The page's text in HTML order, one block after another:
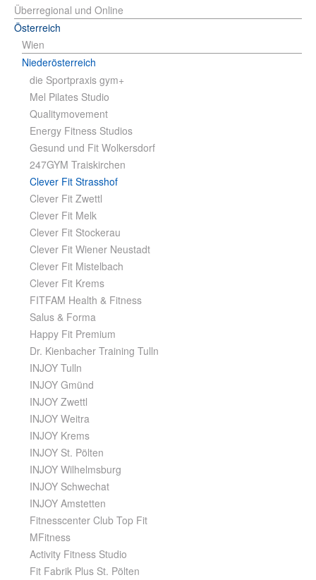
Überregional und Online
Österreich
Wien
Niederösterreich
die Sportpraxis gym+
Mel Pilates Studio
Qualitymovement
Energy Fitness Studios
Gesund und Fit Wolkersdorf
247GYM Traiskirchen
Clever Fit Strasshof
Clever Fit Zwettl
Clever Fit Melk
Clever Fit Stockerau
Clever Fit Wiener Neustadt
Clever Fit Mistelbach
Clever Fit Krems
FITFAM Health & Fitness
Salus & Forma
Happy Fit Premium
Dr. Kienbacher Training Tulln
INJOY Tulln
INJOY Gmünd
INJOY Zwettl
INJOY Weitra
INJOY Krems
INJOY St. Pölten
INJOY Wilhelmsburg
INJOY Schwechat
INJOY Amstetten
Fitnesscenter Club Top Fit
MFitness
Activity Fitness Studio
Fit Fabrik Plus St. Pölten